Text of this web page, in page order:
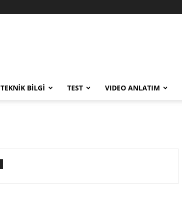
TEKNİK BİLGİ TEST VIDEO ANLATIM